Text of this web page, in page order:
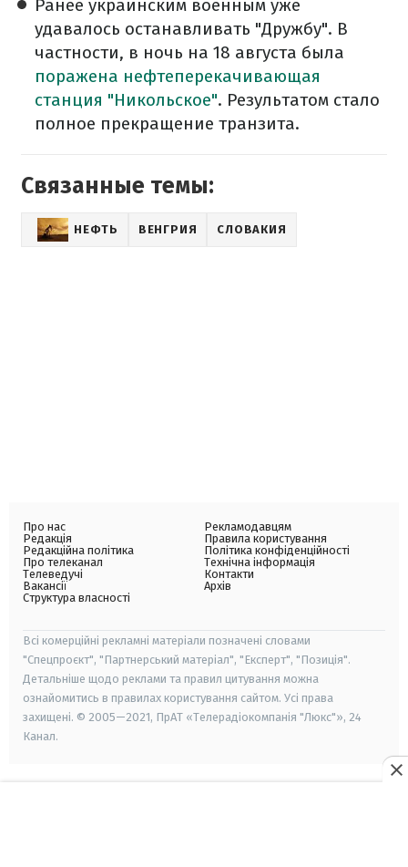
Ранее украинским военным уже
удавалось останавливать "Дружбу". В
частности, в ночь на 18 августа была
поражена нефтеперекачивающая
станция "Никольское". Результатом стало
полное прекращение транзита.
Связанные темы:
НЕФТЬ ВЕНГРИЯ СЛОВАКИЯ
Про нас
Редакція
Редакційна політика
Про телеканал
Телеведучі
Вакансії
Структура власності
Рекламодавцям
Правила користування
Політика конфіденційності
Технічна інформація
Контакти
Архів
Всі комерційні рекламні матеріали позначені словами
"Спецпроєкт", "Партнерський матеріал", "Експерт", "Позиція".
Детальніше щодо реклами та правил цитування можна
ознайомитись в правилах користування сайтом. Усі права
захищені. © 2005—2021, ПрАТ «Телерадіокомпанія "Люкс"», 24
Канал.